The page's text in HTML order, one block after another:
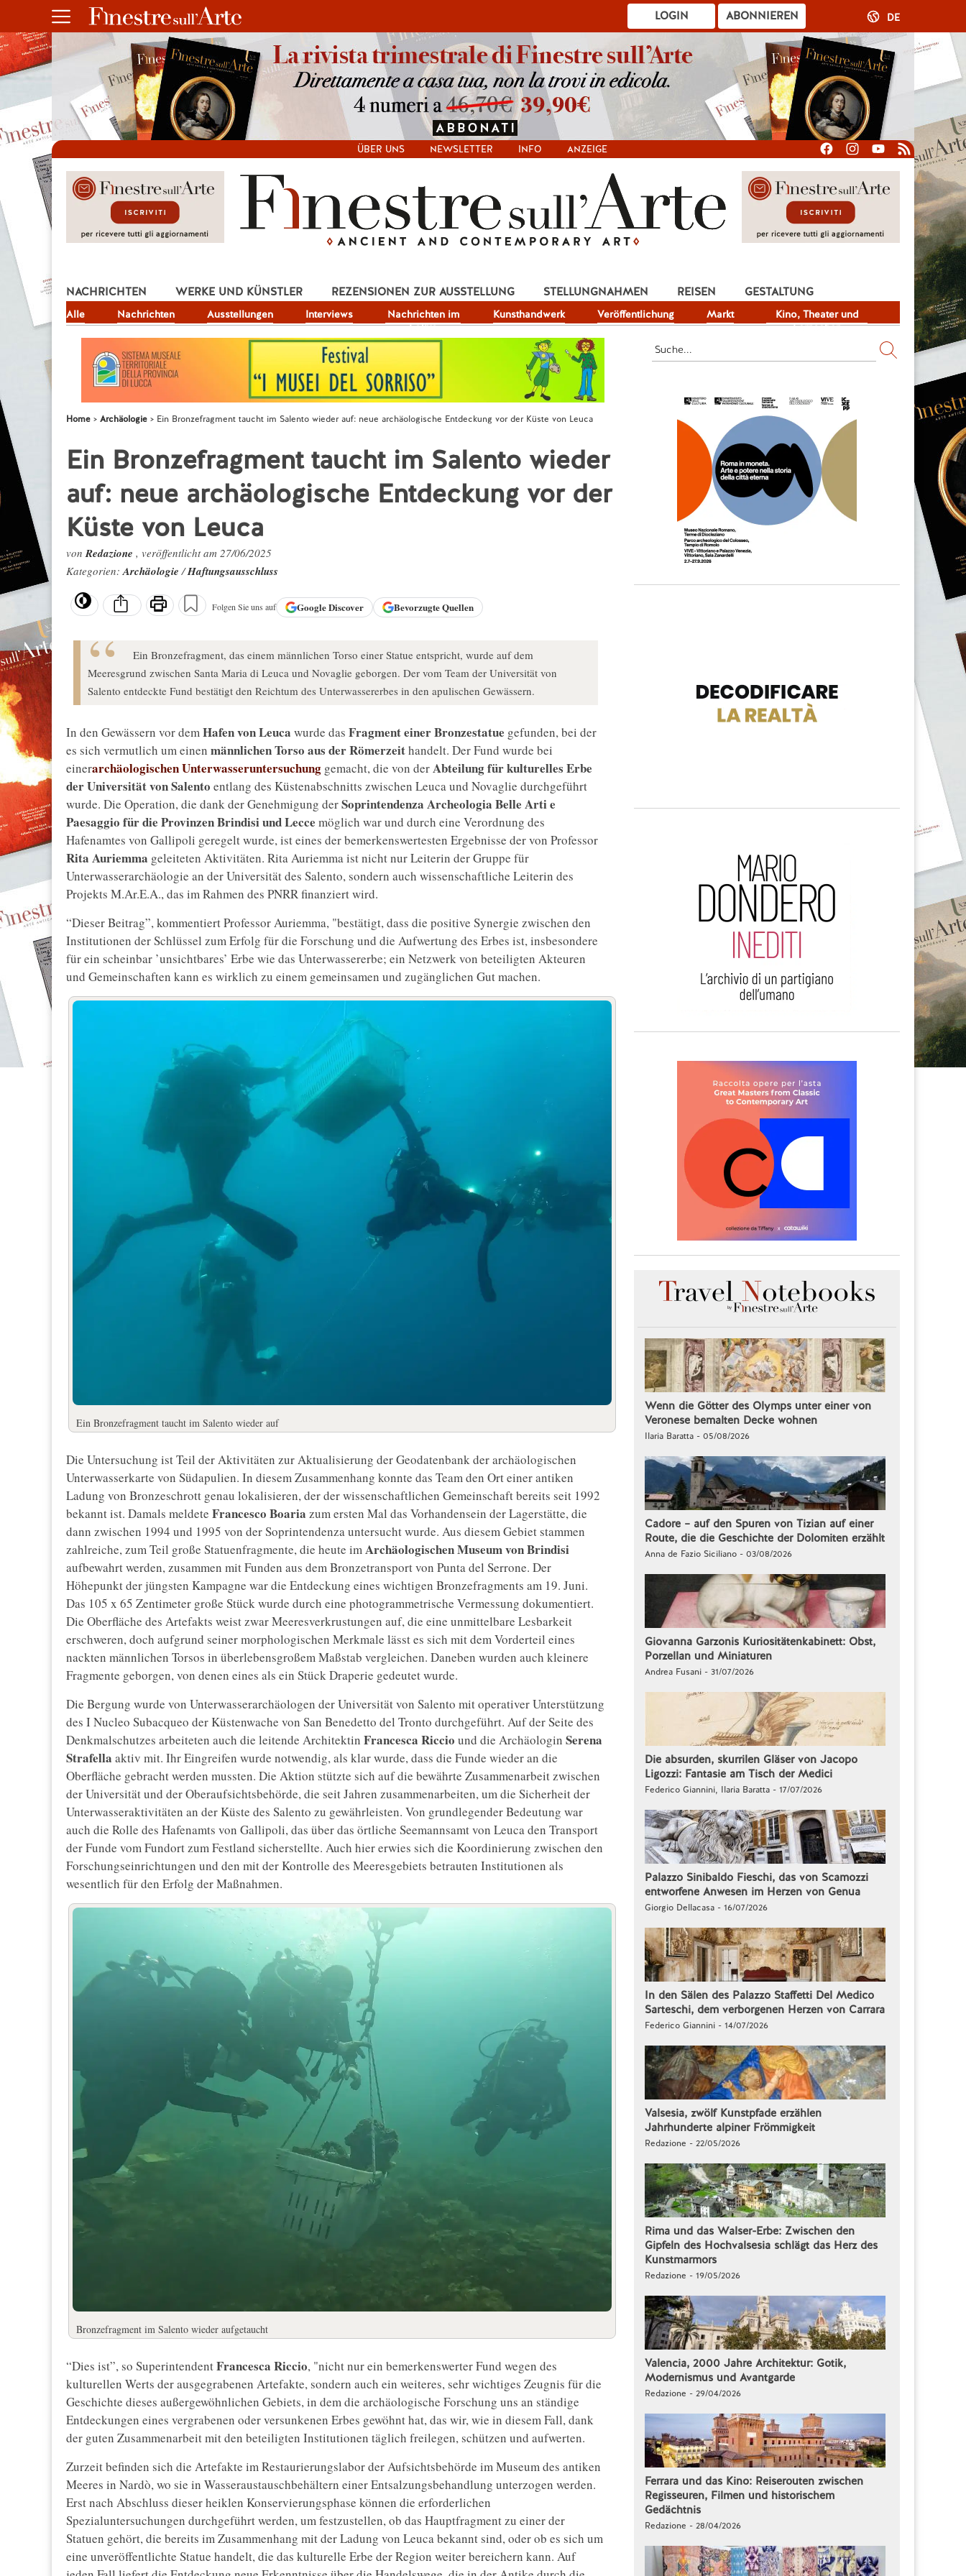
ABONNIEREN
LOGIN DE
ÜBER UNS NEWSLETTER INFO ANZEIGE
NACHRICHTEN
Alle Nachrichten Ausstellungen Interviews
Nachrichten im
Fokus
Kunsthandwerk Veröffentlichung Markt
Kino, Theater und
Fernsehen
WERKE UND KÜNSTLER REZENSIONEN ZUR AUSSTELLUNG STELLUNGNAHMEN REISEN
GESTALTUNG
JOB
Home Archäologie Ein Bronzefragment taucht im Salento wieder auf: neue archäologische Entdeckung vor der Küste von Leuca
Ein Bronzefragment taucht im Salento wieder
auf: neue archäologische Entdeckung vor der
Küste von Leuca
vonRedazione , veröffentlicht am 27/06/2025
Kategorien:Archäologie/Haftungsausschluss
Folgen Sie uns auf GoogleDiscover Bevorzugte Quellen
Ein Bronzefragment, das einem männlichen Torso einer Statue entspricht, wurde auf dem
Meeresgrund zwischen Santa Maria di Leuca und Novaglie geborgen. Der vom Team der Universität von
Salento entdeckte Fund bestätigt den Reichtum des Unterwassererbes in den apulischen Gewässern.
In den Gewässern vor demHafen von Leuca wurde das Fragment einer Bronzestatue gefunden, bei der
es sich vermutlich um einen männlichen Torso aus der Römerzeithandelt. Der Fund wurde bei
einerarchäologischen Unterwasseruntersuchung gemacht, die von derAbteilung für kulturelles Erbe
der Universität von Salento entlang des Küstenabschnitts zwischen Leuca und Novaglie durchgeführt
wurde. Die Operation, die dank der Genehmigung derSoprintendenza Archeologia Belle Arti e
Paesaggio für die Provinzen Brindisi und Lecce möglich war und durch eine Verordnung des
Hafenamtes von Gallipoli geregelt wurde, ist eines der bemerkenswertesten Ergebnisse der von Professor
Rita Auriemma geleiteten Aktivitäten. Rita Auriemma ist nicht nur Leiterin der Gruppe für
Unterwasserarchäologie an der Universität des Salento, sondern auch wissenschaftliche Leiterin des
Projekts M.Ar.E.A., das im Rahmen des PNRR finanziert wird.
“Dieser Beitrag”, kommentiert Professor Auriemma, "bestätigt, dass die positive Synergie zwischen den
Institutionen der Schlüssel zum Erfolg für die Forschung und die Aufwertung des Erbes ist, insbesondere
für ein scheinbar ’unsichtbares’ Erbe wie das Unterwassererbe; ein Netzwerk von beteiligten Akteuren
und Gemeinschaften kann es wirklich zu einem gemeinsamen und zugänglichen Gut machen.
Ein Bronzefragment taucht im Salento wieder auf
Die Untersuchung ist Teil der Aktivitäten zur Aktualisierung der Geodatenbank der archäologischen
Unterwasserkarte von Südapulien. In diesem Zusammenhang konnte das Team den Ort einer antiken
Ladung von Bronzeschrott genau lokalisieren, der der wissenschaftlichen Gemeinschaft bereits seit 1992
bekannt ist. Damals meldete Francesco Boaria zum ersten Mal das Vorhandensein der Lagerstätte, die
dann zwischen 1994 und 1995 von der Soprintendenza untersucht wurde. Aus diesem Gebiet stammen
zahlreiche, zum Teil große Statuenfragmente, die heute imArchäologischen Museum von Brindisi
aufbewahrt werden, zusammen mit Funden aus dem Bronzetransport von Punta del Serrone. Der
Höhepunkt der jüngsten Kampagne war die Entdeckung eines wichtigen Bronzefragments am 19. Juni.
Das 105 x 65 Zentimeter große Stück wurde durch eine photogrammetrische Vermessung dokumentiert.
Die Oberfläche des Artefakts weist zwar Meeresverkrustungen auf, die eine unmittelbare Lesbarkeit
erschweren, doch aufgrund seiner morphologischen Merkmale lässt es sich mit dem Vorderteil eines
nackten männlichen Torsos in überlebensgroßem Maßstab vergleichen. Daneben wurden auch kleinere
Fragmente geborgen, von denen eines als ein Stück Draperie gedeutet wurde.
Die Bergung wurde von Unterwasserarchäologen der Universität von Salento mit operativer Unterstützung
des I Nucleo Subacqueo der Küstenwache von San Benedetto del Tronto durchgeführt. Auf der Seite des
Denkmalschutzes arbeiteten auch die leitende Architektin Francesca Riccio und die Archäologin Serena
Strafella aktiv mit. Ihr Eingreifen wurde notwendig, als klar wurde, dass die Funde wieder an die
Oberfläche gebracht werden mussten. Die Aktion stützte sich auf die bewährte Zusammenarbeit zwischen
der Universität und der Oberaufsichtsbehörde, die seit Jahren zusammenarbeiten, um die Sicherheit der
Unterwasseraktivitäten an der Küste des Salento zu gewährleisten. Von grundlegender Bedeutung war
auch die Rolle des Hafenamts von Gallipoli, das über das örtliche Seemannsamt von Leuca den Transport
der Funde vom Fundort zum Festland sicherstellte. Auch hier erwies sich die Koordinierung zwischen den
Forschungseinrichtungen und den mit der Kontrolle des Meeresgebiets betrauten Institutionen als
wesentlich für den Erfolg der Maßnahmen.
Bronzefragment im Salento wieder aufgetaucht
“Dies ist”, so SuperintendentFrancesca Riccio, "nicht nur ein bemerkenswerter Fund wegen des
kulturellen Werts der ausgegrabenen Artefakte, sondern auch ein weiteres, sehr wichtiges Zeugnis für die
Geschichte dieses außergewöhnlichen Gebiets, in dem die archäologische Forschung uns an ständige
Entdeckungen eines vergrabenen oder versunkenen Erbes gewöhnt hat, das wir, wie in diesem Fall, dank
der guten Zusammenarbeit mit den beteiligten Institutionen täglich freilegen, schützen und aufwerten.
Zurzeit befinden sich die Artefakte im Restaurierungslabor der Aufsichtsbehörde im Museum des antiken
Meeres in Nardò, wo sie in Wasseraustauschbehältern einer Entsalzungsbehandlung unterzogen werden.
Erst nach Abschluss dieser heiklen Konservierungsphase können die erforderlichen
Spezialuntersuchungen durchgeführt werden, um festzustellen, ob das Hauptfragment zu einer der
Statuen gehört, die bereits im Zusammenhang mit der Ladung von Leuca bekannt sind, oder ob es sich um
eine unveröffentlichte Statue handelt, die das kulturelle Erbe der Region weiter bereichern kann. Auf
Wenn die Götter des Olymps unter einer von
Veronese bemalten Decke wohnen
Ilaria Baratta - 05/08/2026
Cadore – auf den Spuren von Tizian auf einer
Route, die die Geschichte der Dolomiten erzählt
Anna de Fazio Siciliano - 03/08/2026
Giovanna Garzonis Kuriositätenkabinett: Obst,
Porzellan und Miniaturen
Andrea Fusani - 31/07/2026
Die absurden, skurrilen Gläser von Jacopo
Ligozzi: Fantasie am Tisch der Medici
Federico Giannini, Ilaria Baratta - 17/07/2026
Palazzo Sinibaldo Fieschi, das von Scamozzi
entworfene Anwesen im Herzen von Genua
Giorgio Dellacasa - 16/07/2026
In den Sälen des Palazzo Staffetti Del Medico
Sarteschi, dem verborgenen Herzen von Carrara
Federico Giannini - 14/07/2026
Valsesia, zwölf Kunstpfade erzählen
Jahrhunderte alpiner Frömmigkeit
Redazione - 22/05/2026
Rima und das Walser-Erbe: Zwischen den
Gipfeln des Hochvalsesia schlägt das Herz des
Kunstmarmors
Redazione - 19/05/2026
Valencia, 2000 Jahre Architektur: Gotik,
Modernismus und Avantgarde
Redazione - 29/04/2026
Ferrara und das Kino: Reiserouten zwischen
Regisseuren, Filmen und historischem
Gedächtnis
Redazione - 28/04/2026